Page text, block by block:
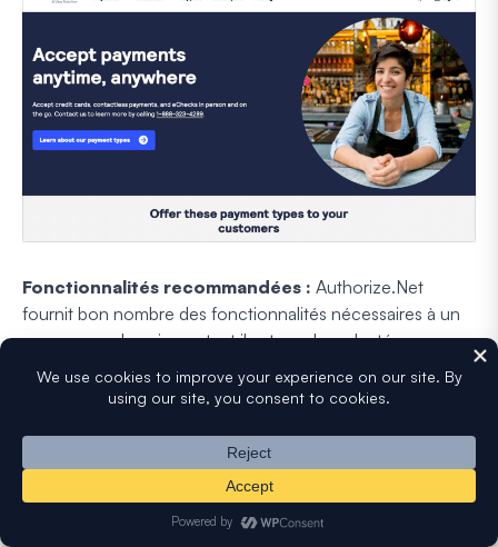
Fonctionnalités recommandées : Authorize.Net
fournit bon nombre des fonctionnalités nécessaires à un
processeur de paiement, et il est en plus adapté aux
organisations à but non lucratif.
de détection de fraude pour protéger les données
des donateurs. La plateforme utilise le cryptage et
la tokenisation, garantissant que les informations
sensibles sont transmises et stockées en toute